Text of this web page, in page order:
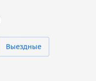
Выездные